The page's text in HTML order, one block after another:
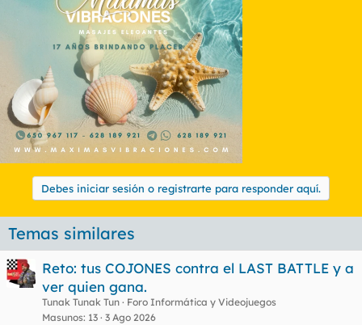
Debes iniciar sesión o registrarte para responder aquí.
Temas similares
Reto: tus COJONES contra el LAST BATTLE y a
ver quien gana.
Tunak Tunak Tun
Foro Informática y Videojuegos
Masunos 13 3 Ago 2026